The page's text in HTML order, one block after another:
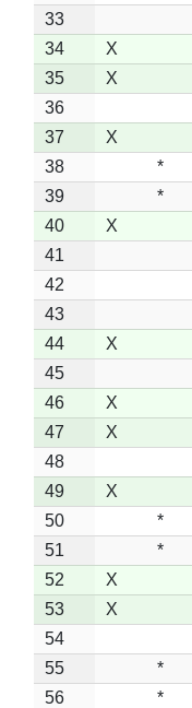
33
34
X
35
X
36
37
X
38
*
39
*
40
X
41
42
43
44
X
45
46
X
47
X
48
49
X
50
*
51
*
52
X
53
X
54
55
*
56
*